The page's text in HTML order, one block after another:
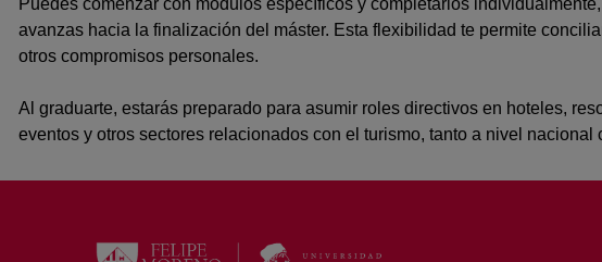
avanzas hacia la finalización del máster. Esta flexibilidad te permite
otros compromisos personales.
Al graduarte, estarás preparado para asumir roles directivos en hoteles,
eventos y otros sectores relacionados con el turismo, tanto a nivel nacional